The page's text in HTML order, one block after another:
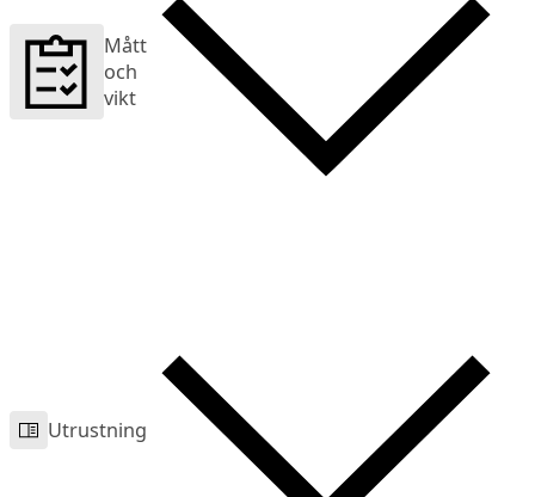
Mått
och
vikt
Utrustning